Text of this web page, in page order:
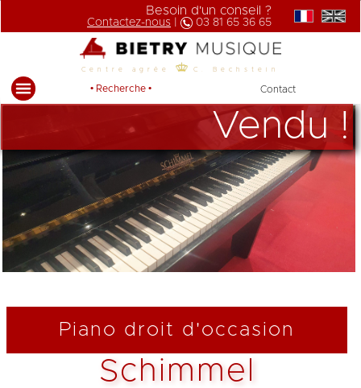
Besoin d'un conseil ?
Contactez-nous 03 81 65 36 65
Centre agrée C. Bechstein
• Recherche • Contact
Vendu !
Piano droit d'occasion
Schimmel